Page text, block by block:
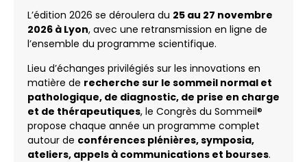
L’édition 2026 se déroulera du 25 au 27 novembre
2026 à Lyon, avec une retransmission en ligne de
l’ensemble du programme scientifique.
Lieu d’échanges privilégiés sur les innovations en
matière de recherche sur le sommeil normal et
pathologique, de diagnostic, de prise en charge
et de thérapeutiques, le Congrès du Sommeil®
propose chaque année un programme complet
autour de conférences plénières, symposia,
ateliers, appels à communications et bourses.